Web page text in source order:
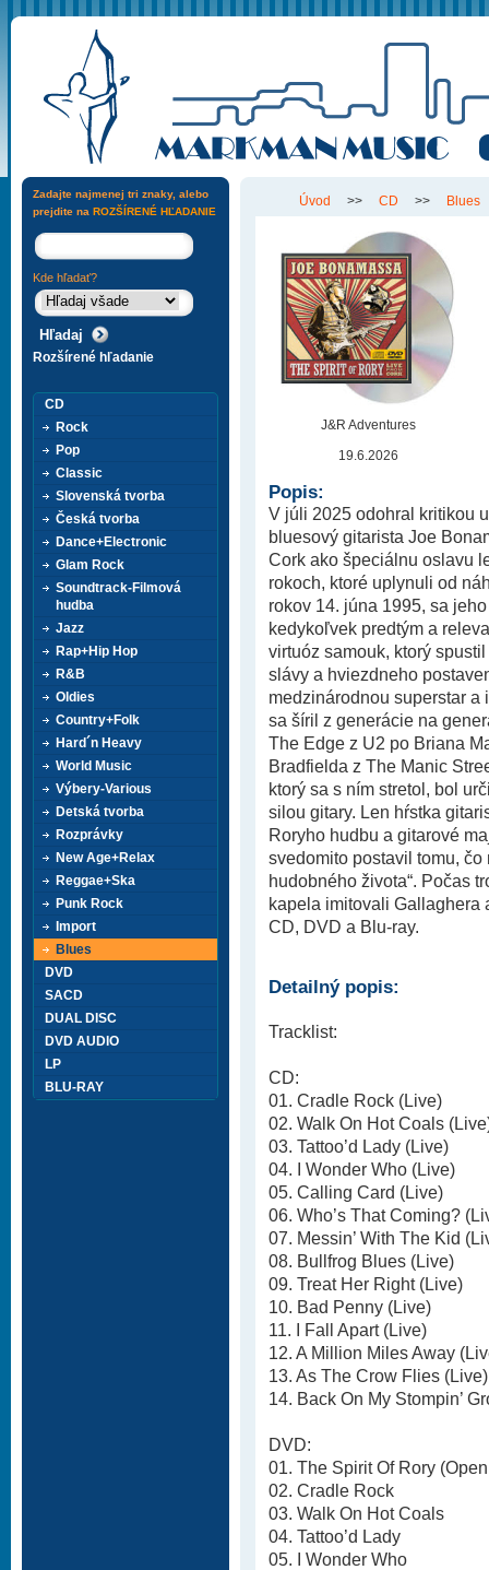
Úvod >> CD >> Blues
J&R Adventures
19.6.2026
Popis:
V júli 2025 odohral kritikou
bluesový gitarista Joe
Cork ako špeciálnu oslavu
rokoch, ktoré uplynuli od
rokov 14. júna 1995, sa
kedykoľvek predtým a
virtuóz samouk, ktorý
slávy a hviezdneho
medzinárodnou superstar
sa šíril z generácie na
The Edge z U2 po Briana
Bradfielda z The Manic
ktorý sa s ním stretol, bol
silou gitary. Len hŕstka
Roryho hudbu a gitarové
svedomito postavil tomu,
hudobného života“. Počas
kapela imitovali Gallaghera
CD, DVD a Blu-ray.
Detailný popis:
Tracklist:
CD:
01. Cradle Rock (Live)
02. Walk On Hot Coals
03. Tattoo’d Lady (Live)
04. I Wonder Who (Live)
05. Calling Card (Live)
06. Who’s That Coming?
07. Messin’ With The Kid
08. Bullfrog Blues (Live)
09. Treat Her Right (Live)
10. Bad Penny (Live)
11. I Fall Apart (Live)
12. A Million Miles Away
13. As The Crow Flies (Live)
14. Back On My Stompin’
DVD:
01. The Spirit Of Rory
02. Cradle Rock
03. Walk On Hot Coals
04. Tattoo’d Lady
05. I Wonder Who
Zadajte najmenej tri znaky, alebo
prejdite na ROZŠÍRENÉ HĽADANIE
Kde hľadať?
Rozšírené hľadanie
CD
Rock
Pop
Classic
Slovenská tvorba
Česká tvorba
Dance+Electronic
Glam Rock
Soundtrack-Filmová
hudba
Jazz
Rap+Hip Hop
R&B
Oldies
Country+Folk
Hard´n Heavy
World Music
Výbery-Various
Detská tvorba
Rozprávky
New Age+Relax
Reggae+Ska
Punk Rock
Import
Blues
DVD
SACD
DUAL DISC
DVD AUDIO
LP
BLU-RAY